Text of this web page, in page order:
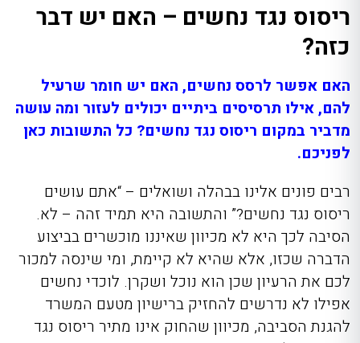
ריסוס נגד נחשים – האם יש דבר
כזה?
האם אפשר לרסס נחשים, האם יש חומר שרעיל
להם, אילו תרסיסים ביתיים יכולים לעזור ומה עושה
מדביר במקום ריסוס נגד נחשים? כל התשובות כאן
לפניכם.
רבים פונים אלינו בבהלה ושואלים – “אתם עושים
ריסוס נגד נחשים?” והתשובה היא תמיד זהה – לא.
הסיבה לכך היא לא מכיוון שאיננו מוכשרים בביצוע
הדברה שכזו, אלא שהיא לא קיימת, ומי שינסה למכור
לכם את הרעיון שכן הוא נוכל ושקרן. לוכדי נחשים
אפילו לא נדרשים להחזיק ברישיון מטעם המשרד
להגנת הסביבה, מכיוון שהחוק אינו מתיר ריסוס נגד